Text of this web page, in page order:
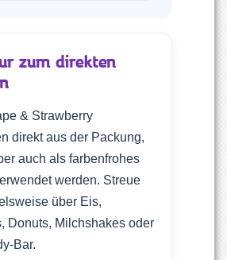
zum direkten
& Strawberry
direkt aus der Packung,
auch als farbenfrohes
werden. Streue
über Eis,
Donuts, Milchshakes oder
Bar.